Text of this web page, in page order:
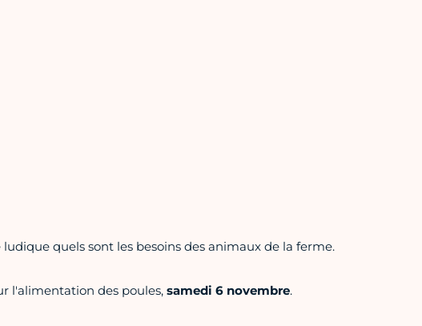
quels sont les besoins des animaux de la ferme.
l'alimentation des poules, samedi 6 novembre.